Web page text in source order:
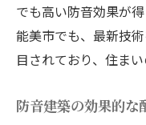
建築現場で
建築設計に
建築と防音
建築現場で
でも高い防音効果が
能美市でも、最新技
目されており、住ま
防音建築の効果的な